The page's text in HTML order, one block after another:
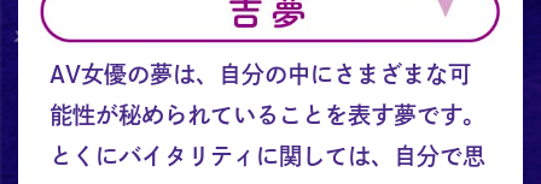
AV女優の夢は、自分の中にさまざまな可
能性が秘められていることを表す夢です。
とくにバイタリティに関しては、自分で思